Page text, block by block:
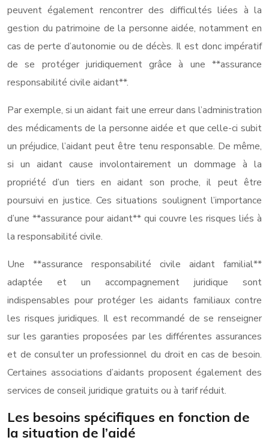
peuvent également rencontrer des difficultés liées à la
gestion du patrimoine de la personne aidée, notamment en
cas de perte d’autonomie ou de décès. Il est donc impératif
de se protéger juridiquement grâce à une **assurance
responsabilité civile aidant**.
Par exemple, si un aidant fait une erreur dans l’administration
des médicaments de la personne aidée et que celle-ci subit
un préjudice, l’aidant peut être tenu responsable. De même,
si un aidant cause involontairement un dommage à la
propriété d’un tiers en aidant son proche, il peut être
poursuivi en justice. Ces situations soulignent l’importance
d’une **assurance pour aidant** qui couvre les risques liés à
la responsabilité civile.
Une **assurance responsabilité civile aidant familial**
adaptée et un accompagnement juridique sont
indispensables pour protéger les aidants familiaux contre
les risques juridiques. Il est recommandé de se renseigner
sur les garanties proposées par les différentes assurances
et de consulter un professionnel du droit en cas de besoin.
Certaines associations d’aidants proposent également des
services de conseil juridique gratuits ou à tarif réduit.
Les besoins spécifiques en fonction de
la situation de l’aidé